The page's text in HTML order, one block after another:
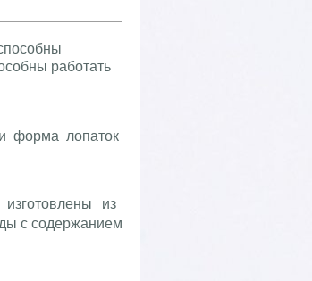
работать
форма лопаток
из
с содержанием